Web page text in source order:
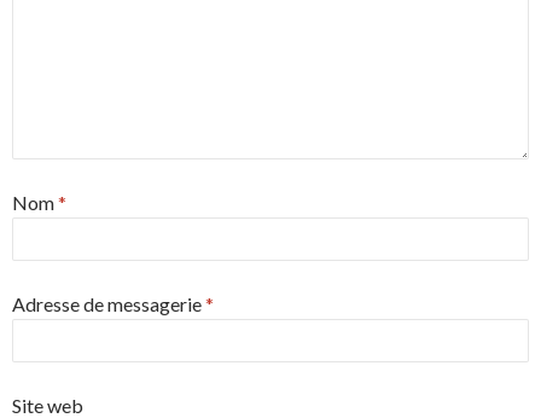
Nom*
Adresse de messagerie*
Site web